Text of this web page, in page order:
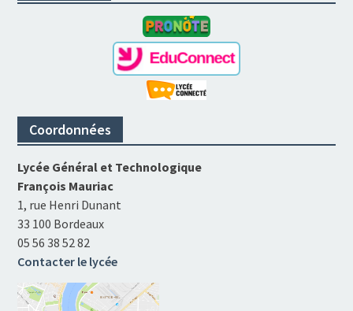
Coordonnées
Lycée Général et Technologique
François Mauriac
1, rue Henri Dunant
33 100 Bordeaux
05 56 38 52 82
Contacter le lycée